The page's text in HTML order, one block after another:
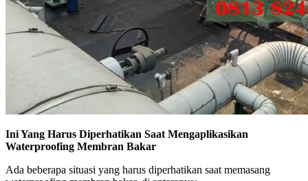
Ini Yang Harus Diperhatikan Saat Mengaplikasikan
Waterproofing Membran Bakar
Ada beberapa situasi yang harus diperhatikan saat memasang